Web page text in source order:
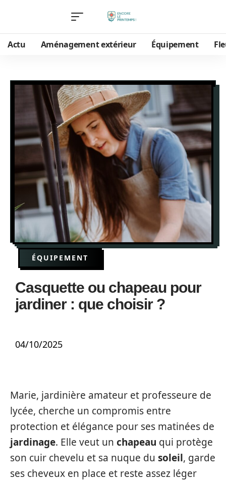
Actu Aménagement extérieur Équipement
ÉQUIPEMENT
Casquette ou chapeau pour
jardiner : que choisir ?
04/10/2025
Marie, jardinière amateur et professeure de
lycée, cherche un compromis entre
protection et élégance pour ses matinées de
jardinage. Elle veut un chapeau qui protège
son cuir chevelu et sa nuque du soleil, garde
ses cheveux en place et reste assez léger